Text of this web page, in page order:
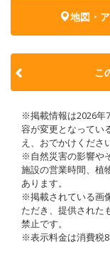
地図・
こ
※掲載情報は2026年
容が変更となってい
え、おでかけください
※自然災害の影響や
施設の営業時間、植
あります。
※掲載されている画
ただき、提供された
禁止です。
※表示料金は消費税8